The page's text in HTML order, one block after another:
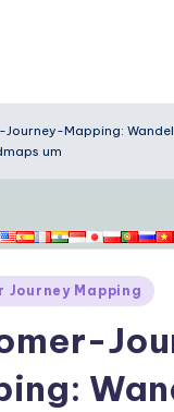
Mapping:
um
Journey Mapping